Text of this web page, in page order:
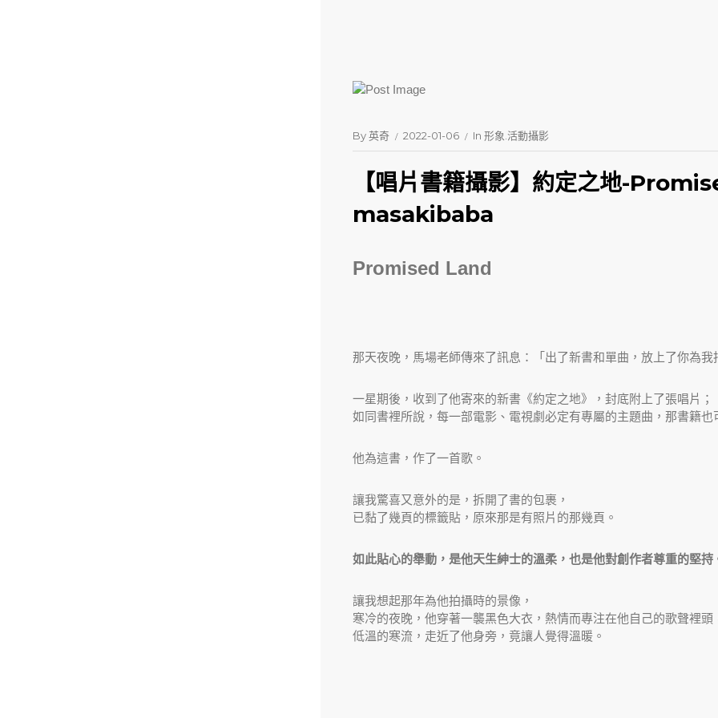
By英奇 2022-01-06 In 形象.活動攝影
【唱片書籍攝影】約定之地-
masakibaba
Promised Land
那天夜晚，馬場老師傳來了訊息：「出了新書和單曲，放上了你為我
一星期後，收到了他寄來的新書《約定之地》，封底附上了張唱片；
如同書裡所說，每一部電影、電視劇必定有專屬的主題曲，那書籍也
他為這書，作了一首歌。
讓我驚喜又意外的是，拆開了書的包裹，
已黏了幾頁的標籤貼，原來那是有照片的那幾頁。
如此貼心的舉動，是他天生紳士的溫柔，也是他對創作者尊重的堅持
讓我想起那年為他拍攝時的景像，
寒冷的夜晚，他穿著一襲黑色大衣，熱情而專注在他自己的歌聲裡頭
低溫的寒流，走近了他身旁，竟讓人覺得溫暖。